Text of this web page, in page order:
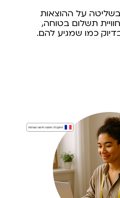
על ההוצאות
תשלום בטוחה,
כמו שמגיע להם.